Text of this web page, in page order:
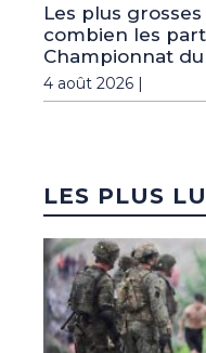
Les plus
combien les
Championnat
4 août 2026 |
LES PLUS